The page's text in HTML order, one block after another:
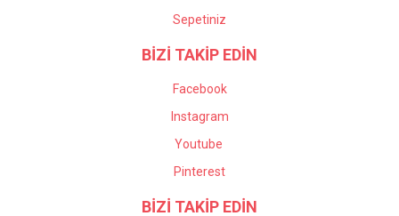
Sepetiniz
BİZİ TAKİP EDİN
Facebook
Instagram
Youtube
Pinterest
BİZİ TAKİP EDİN